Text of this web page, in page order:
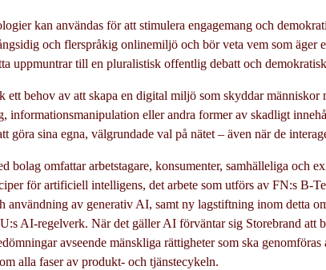
kan användas för att stimulera engagemang och
och flerspråkig onlinemiljö och bör veta vem som äger
uppmuntrar till en pluralistisk offentlig debatt och
ett behov av att skapa en digital miljö som skyddar
informationsmanipulation eller andra former av skadligt
göra sina egna, välgrundade val på nätet – även när de
bolag omfattar arbetstagare, konsumenter, samhälleliga och
för artificiell intelligens, det arbete som utförs av FN:s B-
användning av generativ AI, samt ny lagstiftning inom detta
AI-regelverk. När det gäller AI förväntar sig Storebrand att
avseende mänskliga rättigheter som ska
alla faser av produkt- och tjänstecykeln.